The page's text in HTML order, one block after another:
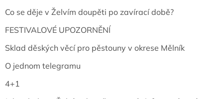
Co se děje v Želvím doupěti po zavírací době?
FESTIVALOVÉ UPOZORNĚNÍ
Sklad děských věcí pro pěstouny v okrese Mělník
O jednom telegramu
4+1